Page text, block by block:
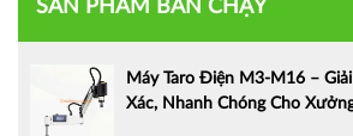
SẢN PHẨM BÁN CHẠY
Máy Taro Điện M3-M16 –
Xác, Nhanh Chóng Cho